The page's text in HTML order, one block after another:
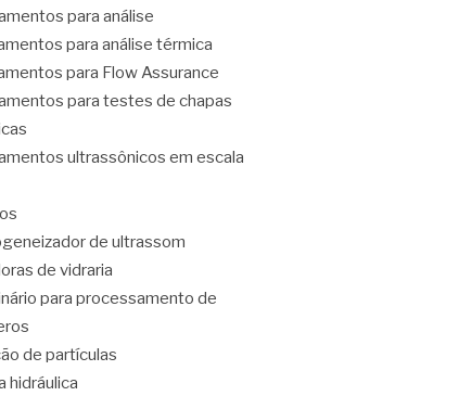
para análise
para análise térmica
para Flow Assurance
para testes de chapas
ultrassônicos em escala
de ultrassom
de vidraria
para processamento de
de partículas
hidráulica